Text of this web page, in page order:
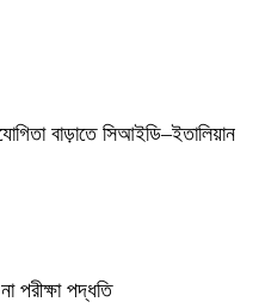
বাড়াতে সিআইডি–ইতালিয়ান
পরীক্ষা পদ্ধতি